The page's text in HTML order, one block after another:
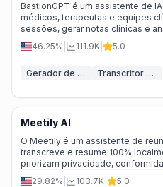
BastionGPT é um assistente de
médicos, terapeutas e equipes
sessões, gerar notas clínicas e
segurança, sem vazar dados de
46.25% 111.9K 5.0
Gerador de notas IA Transcritor de IA
Meetily AI
O Meetily é um assistente de
transcreve e resume 100%
priorizam privacidade,
dos dados.
29.82% 103.7K 5.0